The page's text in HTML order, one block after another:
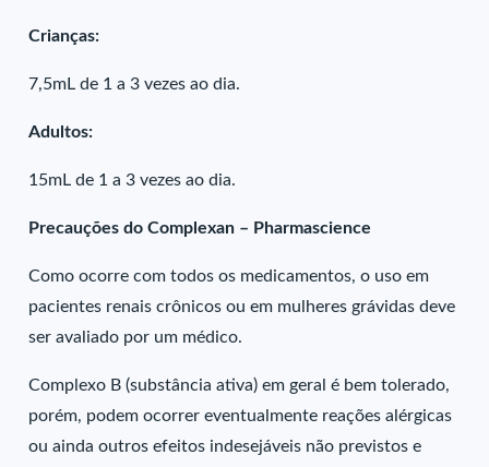
Crianças:
7,5mL de 1 a 3 vezes ao dia.
Adultos:
15mL de 1 a 3 vezes ao dia.
Precauções do Complexan – Pharmascience
Como ocorre com todos os medicamentos, o uso em
pacientes renais crônicos ou em mulheres grávidas deve
ser avaliado por um médico.
Complexo B (substância ativa) em geral é bem tolerado,
porém, podem ocorrer eventualmente reações alérgicas
ou ainda outros efeitos indesejáveis não previstos e